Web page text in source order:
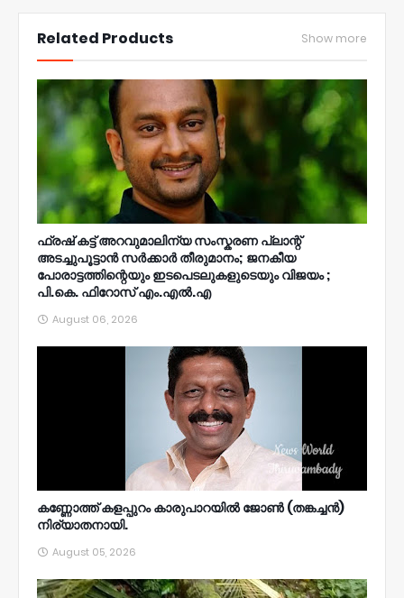
Related Products Show more
ഫ്രഷ് കട്ട് അറവുമാലിന്യ സംസ്കരണ പ്ലാന്റ്
അടച്ചുപൂട്ടാൻ സർക്കാർ തീരുമാനം; ജനകീയ
പോരാട്ടത്തിന്റെയും ഇടപെടലുകളുടെയും വിജയം ;
പി.കെ. ഫിറോസ് എം.എൽ‍.എ
August 06, 2026
കണ്ണോത്ത് കളപ്പുറം കാരുപാറയിൽ ജോൺ (തങ്കച്ചൻ)
നിര്യാതനായി.
August 05, 2026